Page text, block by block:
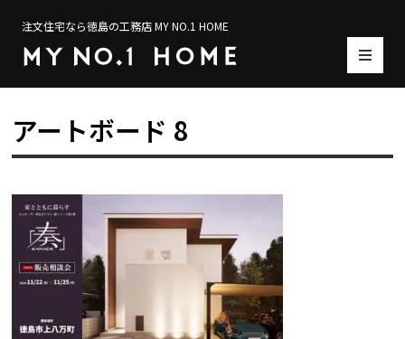
注文住宅なら徳島の工務店 MY NO.1 HOME
アートボード 8